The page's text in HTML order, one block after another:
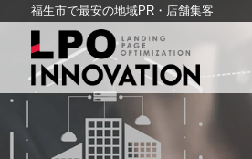
福生市で最安の地域PR・店舗集客